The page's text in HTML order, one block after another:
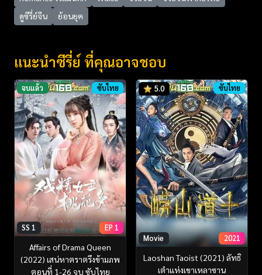
ดูซีรี่ย์จีน
ย้อนยุค
แนะนำซีรี่ย์ ที่คุณอาจชอบ
จบแล้ว ซับไทย
SS 1 EP 1
Affairs of Drama Queen
(2022) เสน่หาตราตรึงข้ามภพ
ตอนที่ 1-26 จบ ซับไทย
5.0 ซับไทย
Movie 2021
Laoshan Taoist (2021) ลัทธิ
เต๋าแห่งเขาเหลาซาน